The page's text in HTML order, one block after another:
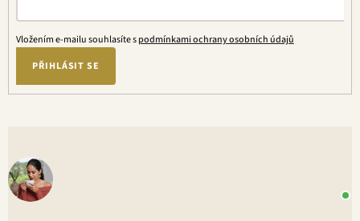
Vložením e-mailu souhlasíte spodmínkami ochrany osobních údajů
PŘIHLÁSIT SE